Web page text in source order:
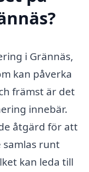
i Grännäs,
kan påverka
främst är det
innebär.
åtgärd för att
runt
kan leda till